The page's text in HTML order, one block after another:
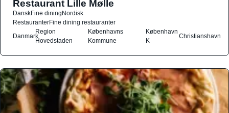
Restaurant Lille Mølle
DanskFine diningNordisk
RestauranterFine dining restauranter
Danmark
Region
Hovedstaden
Københavns
Kommune
København
K
Christianshavn